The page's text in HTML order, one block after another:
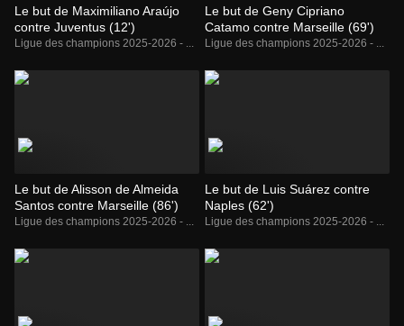
Le but de Maximiliano Araújo
contre Juventus (12')
Ligue des champions 2025-2026 - ...
Le but de Geny Cipriano
Catamo contre Marseille (69')
Ligue des champions 2025-2026 - ...
Le but de Alisson de Almeida
Santos contre Marseille (86')
Ligue des champions 2025-2026 - ...
Le but de Luis Suárez contre
Naples (62')
Ligue des champions 2025-2026 - ...